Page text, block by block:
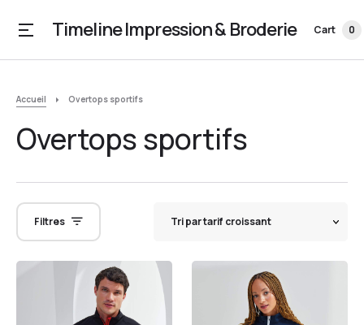
Timeline Impression & Broderie Cart 0
Accueil Overtops sportifs
Overtops sportifs
Filtres